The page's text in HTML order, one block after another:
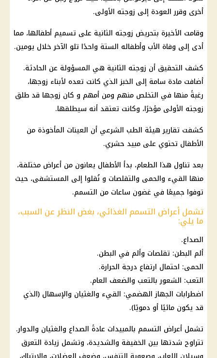
أخرى وقرر العودة إلى زوجته الأولى.
وقامت الأخيرة بتحريض زوجته الثانية على تسميم أطفالها، مما
أدى إلى وفاة الأب وأطفاله الستة واحدًا تلو الآخر خلال يومين.
كشف التحقيق أن زوجته الثانية هي المسؤولة عن الحادثة.
أضافت مادة سامة إلى الخبز الذي كانت تعده لأبناء زوجها،
رغبةً منها في التخلص منهم ومن أمهم و كان زوجها قد طلق
زوجته الأولى مؤخرًا، وكانت تعتقد أنه سيطلقها.
كشفت تقارير هيئة الطب الشرعي أن العينات المأخوذة من
الأطفال تحتوي على مبيد حشري.
بعد تناول هذا الطعام، بدأ الأطفال يعانون من أعراض مختلفة،
منها القيء والحمى والتقلصات و نُقلوا إلى المستشفى، حيث
توفوا جميعًا في غضون ساعات من التسمم.
تشمل أعراض التسمم الغذائي، بغض النظر عن السبب،
ما يلي:
الصداع.
ألم البطن: تقلصات وألم في البطن.
الحمى: احتمال ارتفاع درجة الحرارة.
التعب: الشعور بالتعب والضعف العام.
اضطرابات الجهاز الهضمي: القيء والغثيان والإسهال (الذي
قد يكون مائيًا أو دمويًا).
تشمل أعراض التسمم بالمبيدات عادةً الصداع والغثيان والدوار.
تتراوح شدتها بين الخفيفة والشديدة، وتشمل زيادة التعرق